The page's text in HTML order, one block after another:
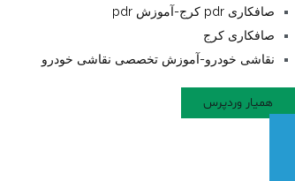
صافکاری pdr کرج
کلینیک استاد داوود
صافکاری pdr کرج-آموزش pdr
صافکاری کرج
نقاشی خودرو-آموزش تخصصی نقاشی خودرو
همیار وردپرس